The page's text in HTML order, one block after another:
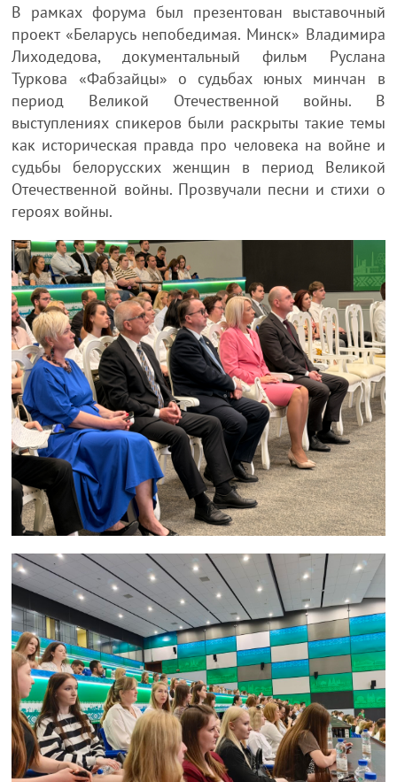
В рамках форума был презентован выставочный
проект «Беларусь непобедимая. Минск» Владимира
Лиходедова, документальный фильм Руслана
Туркова «Фабзайцы» о судьбах юных минчан в
период Великой Отечественной войны. В
выступлениях спикеров были раскрыты такие темы
как историческая правда про человека на войне и
судьбы белорусских женщин в период Великой
Отечественной войны. Прозвучали песни и стихи о
героях войны.